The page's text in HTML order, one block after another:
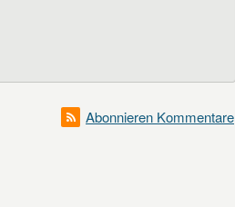
Abonnieren Kommentare